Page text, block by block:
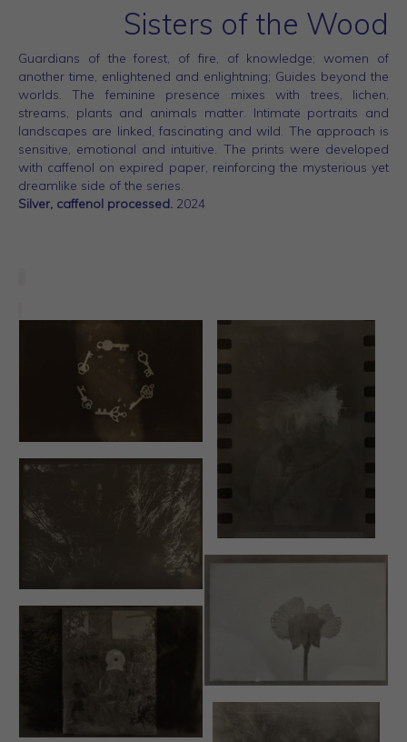
Contact
Sisters of the Wood
Guardians of the forest, of fire, of knowledge; women of
another time, enlightened and enlightning; Guides beyond the
worlds. The feminine presence mixes with trees, lichen,
streams, plants and animals matter. Intimate portraits and
landscapes are linked, fascinating and wild. The approach is
sensitive, emotional and intuitive. The prints were developed
with caffenol on expired paper, reinforcing the mysterious yet
dreamlike side of the series.
Silver, caffenol processed. 2024